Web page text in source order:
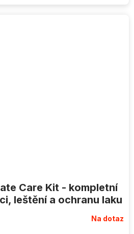
Care Kit - kompletní
leštění a ochranu laku
Na dotaz